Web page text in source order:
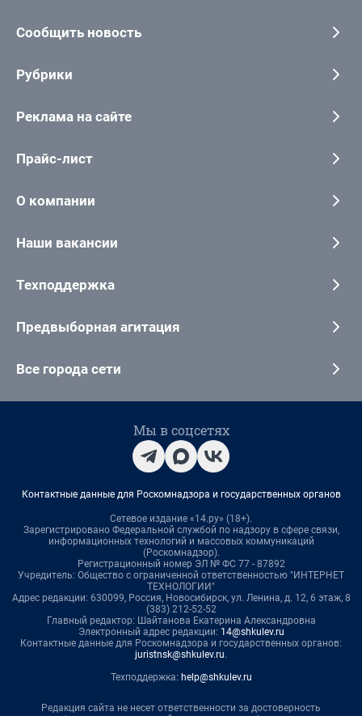
Сообщить новость
Рубрики
Реклама на сайте
Прайс-лист
О компании
Наши вакансии
Техподдержка
Предвыборная агитация
Все города сети
Мы в соцсетях
Контактные данные для Роскомнадзора и государственных органов
Сетевое издание «14.ру» (18+).
Зарегистрировано Федеральной службой по надзору в сфере связи,
информационных технологий и массовых коммуникаций
(Роскомнадзор).
Регистрационный номер ЭЛ № ФС 77 - 87892
Учредитель: Общество с ограниченной ответственностью "ИНТЕРНЕТ
ТЕХНОЛОГИИ"
Адрес редакции: 630099, Россия, Новосибирск, ул. Ленина, д. 12, 6 этаж, 8
(383) 212-52-52
Главный редактор: Шайтанова Екатерина Александровна
Электронный адрес редакции: 14@shkulev.ru
Контактные данные для Роскомнадзора и государственных органов:
juristnsk@shkulev.ru.
Техподдержка: help@shkulev.ru
Редакция сайта не несет ответственности за достоверность